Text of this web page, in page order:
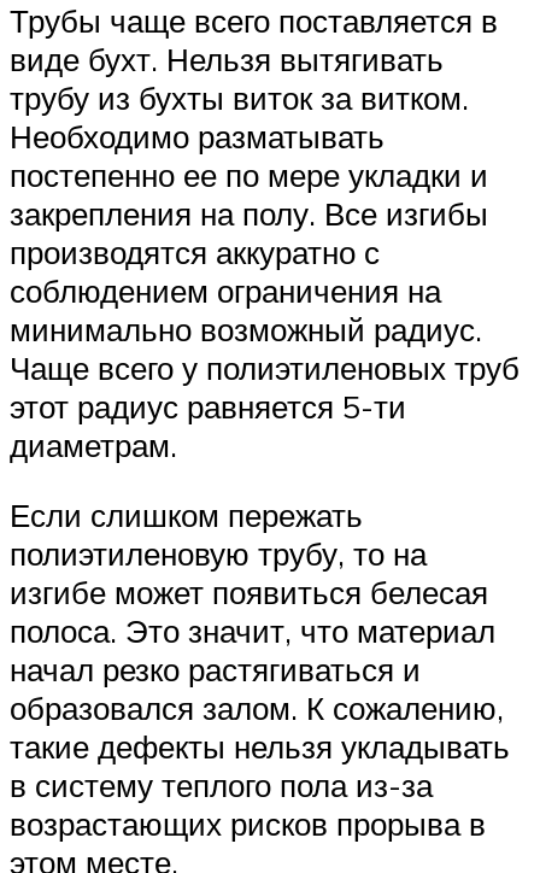
Трубы чаще всего поставляется в
виде бухт. Нельзя вытягивать
трубу из бухты виток за витком.
Необходимо разматывать
постепенно ее по мере укладки и
закрепления на полу. Все изгибы
производятся аккуратно с
соблюдением ограничения на
минимально возможный радиус.
Чаще всего у полиэтиленовых труб
этот радиус равняется 5-ти
диаметрам.
Если слишком пережать
полиэтиленовую трубу, то на
изгибе может появиться белесая
полоса. Это значит, что материал
начал резко растягиваться и
образовался залом. К сожалению,
такие дефекты нельзя укладывать
в систему теплого пола из-за
возрастающих рисков прорыва в
этом месте.